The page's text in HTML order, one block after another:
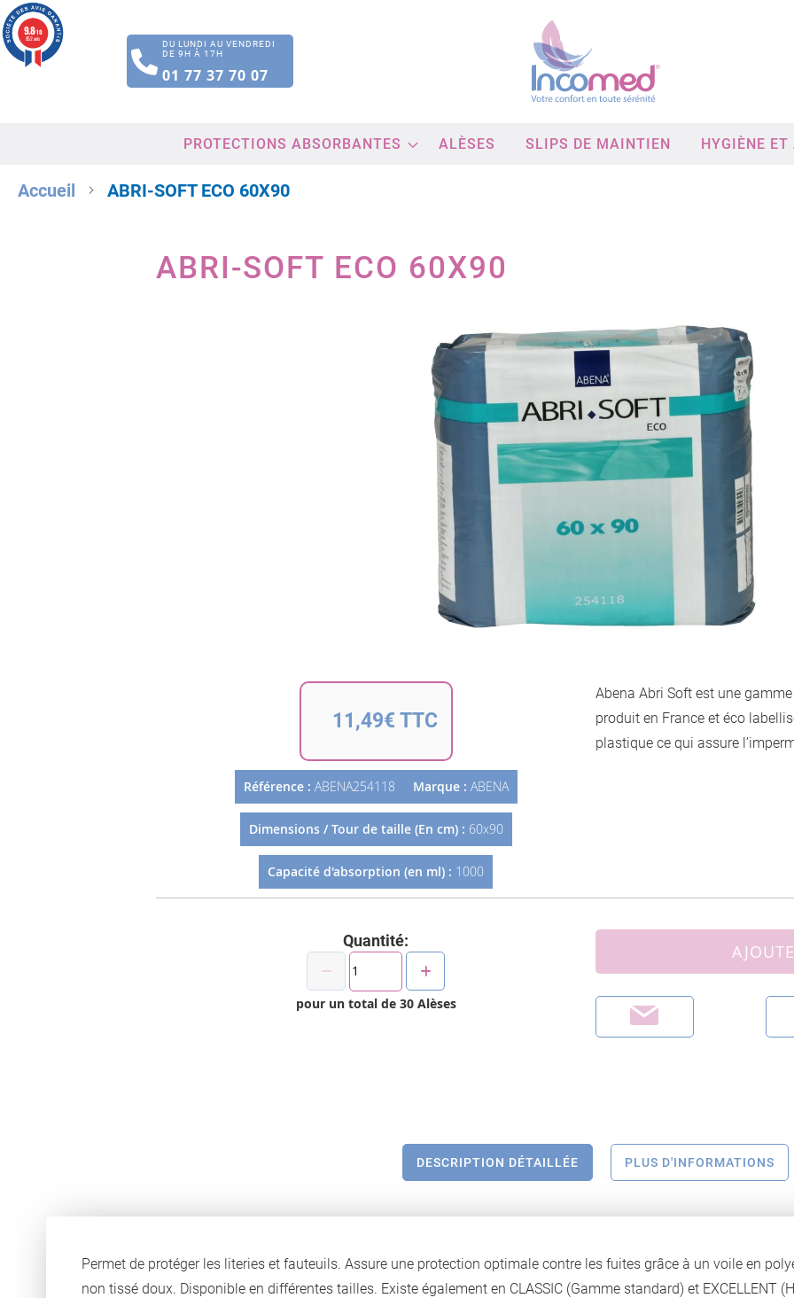
DU LUNDI AU VENDREDI
DE 9H À 17H
01 77 37 70 07
PROTECTIONS ABSORBANTES ALÈSES SLIPS DE MAINTIEN HYGIÈNE ET
Accueil ABRI-SOFT ECO 60X90
ABRI-SOFT ECO 60X90
fin
de
galerie
d’images
au
de
Galerie
d’images
11,49€ TTC
Référence : ABENA254118 Marque : ABENA
Dimensions / Tour de taille (En cm) : 60x90
Capacité d'absorption (en ml) : 1000
Abena Abri Soft est une
produit en France et éco
plastique ce qui assure
Quantité:
pour un total de 30Alèses
DESCRIPTION DÉTAILLÉE PLUS D'INFORMATIONS
Permet de protéger les literies et fauteuils. Assure une protection optimale contre les fuites grâce à un voile en
non tissé doux. Disponible en différentes tailles. Existe également en CLASSIC (Gamme standard) et EXCELLENT
9.8/10
852 avis